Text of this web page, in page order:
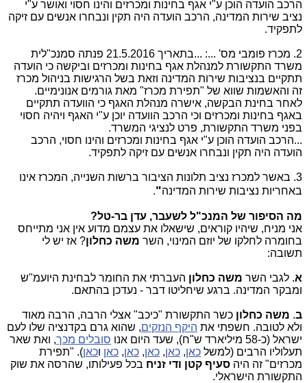
הרכב הועדה הוכן ע"י אגף בחינות ומכרזים והינו חסוי ואושר ע"י
נציב שירות המדינה, הרכב הועדה היה תקין ונבחרו אנשים עם זיקה
לתפקיד.
2. מכרז פומבי מס' ...: ...בתאריך 21.5.2016 פנתה סמנכ"לית
משרד התקשורת למנהלת אגף בחינות ומכרזים וביקשה כי הועדה
תתקיים בנציבות שירות המדינה וזאת בשל הרגישות בניהול מכרז
זה והאשמות שווא של "תפירת מכרז" מאת גורמים אנונימיים.
לאחר בחינת הבקשה, אישרה מנהלת האגף כי הוועדה תתקיים
באגף בחינות ומכרזים וכי הרכב הוועדה יוכן ע"י האגף ויהיה חסוי
בפני משרד התקשורת, פרט לנציגי המשרד.
...הרכב הועדה הוכן ע"י אגף בחינות ומכרזים והינו חסוי, הרכב
הועדה היה תקין ונבחרו אנשים עם זיקה לתפקיד.
3. באשר למכרז נציב תלונות הציבור ברשות השנייה, המכרז אינו
באחריות נציבות שירות המדינה"
.
מה הסיפור של המנכ"ל לשעבר, עדן בר-טל?
אני מניח, שיהיו קוראים, שישאלו את עצמם מדוע אין אני מתייחס
בחומרה לחלקו של יוזם המינוי, השר משה כחלון? אז יש לי
תשובה:
א. לגבי השר משה כחלון העברתי את החומר לבחינת היועמ"ש
ומבקר המדינה. ברגע שיחליטו דבר - נעדכן בהתאם.
ב. משה כחלון כשר התקשורת "כיכב" אצלי הרבה, הרבה מאוד
ולא לטובה. חשפתי את היקף הנזקים, שהוא גרם בקדנציה שלו לעם
ישראל (כ-58 מיליארד ש"ח), שעד היום אנו
סובלים מכך, ואת שאר
תעלוליו הרבים (למשל כאן, כאן, כאן, כאן, כאן וכאן). "תפירת
מכרזים" זה היה סעיף קטן ודי זניח בכל פעילותו, שהרסה את שוק
התקשורת הישראלי.